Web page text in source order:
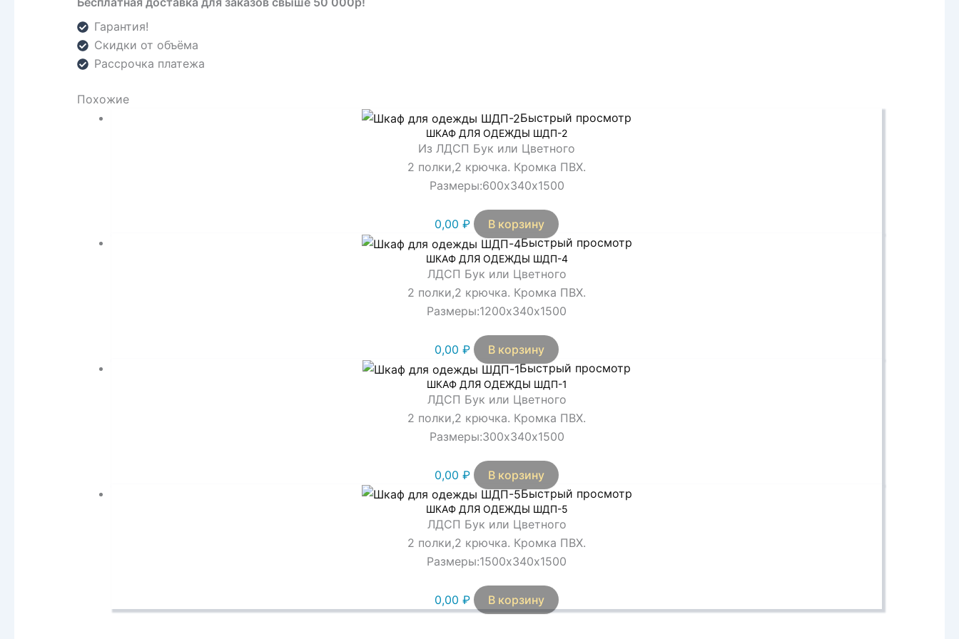
Гарантия!
Скидки от объёма
Рассрочка платежа
Похожие
Быстрый просмотр
ШКАФ ДЛЯ ОДЕЖДЫ ШДП-2
Из ЛДСП Бук или Цветного
2 полки,2 крючка. Кромка ПВХ.
Размеры:600х340х1500
0,00 ₽
В корзину
Быстрый просмотр
ШКАФ ДЛЯ ОДЕЖДЫ ШДП-4
ЛДСП Бук или Цветного
2 полки,2 крючка. Кромка ПВХ.
Размеры:1200х340х1500
0,00 ₽
В корзину
Быстрый просмотр
ШКАФ ДЛЯ ОДЕЖДЫ ШДП-1
ЛДСП Бук или Цветного
2 полки,2 крючка. Кромка ПВХ.
Размеры:300х340х1500
0,00 ₽
В корзину
Быстрый просмотр
ШКАФ ДЛЯ ОДЕЖДЫ ШДП-5
ЛДСП Бук или Цветного
2 полки,2 крючка. Кромка ПВХ.
Размеры:1500х340х1500
0,00 ₽ В корзину